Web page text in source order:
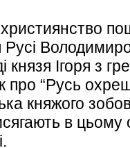
князя Ігоря з
про “Русь
княжого
в